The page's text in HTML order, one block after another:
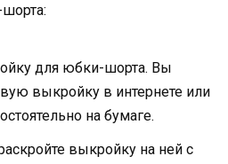
для юбки-шорта. Вы
выкройку в интернете или
на бумаге.
выкройку на ней с